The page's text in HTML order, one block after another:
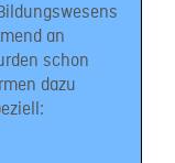
an
schon
dazu